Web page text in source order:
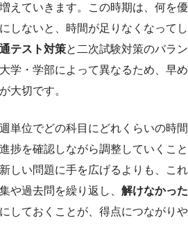
えていきます。この時期は、何を優
しないと、時間が足りなくなってし
テスト対策と二次試験対策のバラン
学・学部によって異なるため、早め
大切です。
単位でどの科目にどれくらいの時間
捗を確認しながら調整していくこと
しい問題に手を広げるよりも、これ
や過去問を繰り返し、 解けなかった
しておくことが、得点につながりや